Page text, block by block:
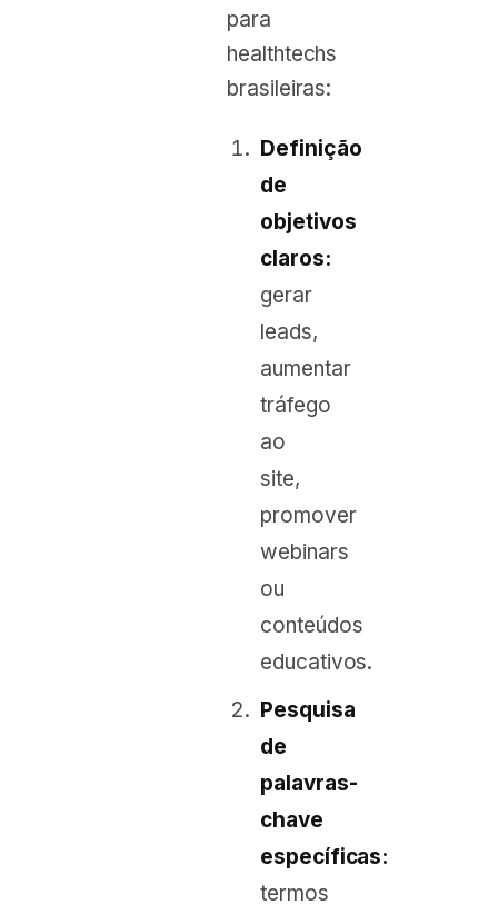
para
healthtechs
brasileiras:
Definição
de
objetivos
claros:
gerar
leads,
aumentar
tráfego
ao
site,
promover
webinars
ou
conteúdos
educativos.
Pesquisa
de
palavras-
chave
específicas:
termos